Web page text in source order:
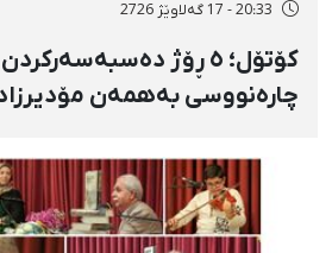
20:33 - 17 گەلاوێژ 2726
کۆتۆل؛ ٥ ڕۆژ
چارەنووسی بەهمەن
لە دژی لەسێدارەدان